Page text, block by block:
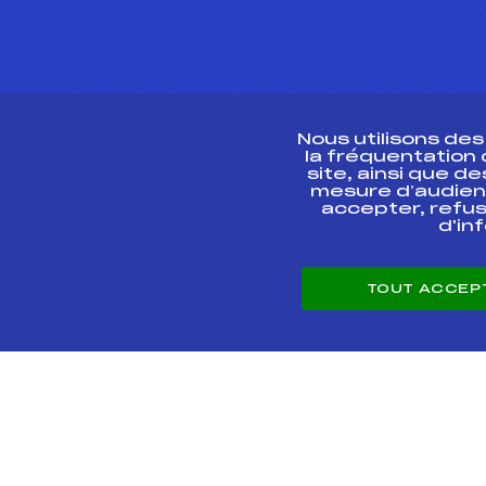
ESPACE PRESSE
Nous utilisons
la fréquentation
site, ainsi que
mesure
accepter,
TOUT